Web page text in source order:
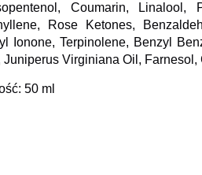
Coumarin,
Rose Ketones,
Ionone, Terpinolene, Benzyl
Juniperus Virginiana Oil, Farnesol,
50 ml